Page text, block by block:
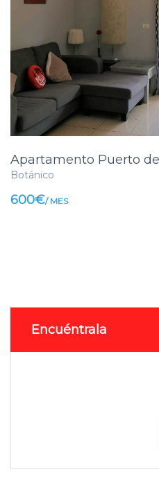
Apartamento Puerto
Botánico
600€/ MES
Encuéntrala